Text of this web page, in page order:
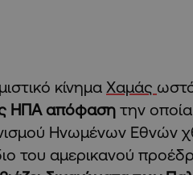
κίνημα Χαμάς
ΗΠΑ απόφαση την
Ηνωμένων Εθνών
του αμερικανού